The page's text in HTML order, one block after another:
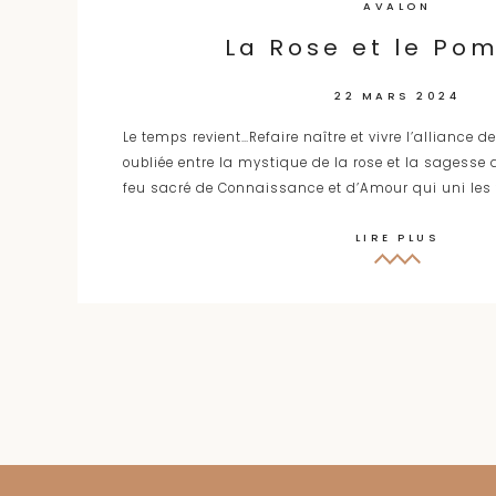
AVALON
La Rose et le
22 MARS 2024
Le temps revient…Refaire naître et vivre l’alliance
oubliée entre la mystique de la rose et la sagesse
feu sacré de Connaissance et d’Amour qui uni
LIRE PLUS